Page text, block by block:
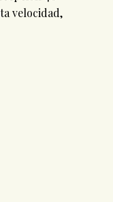
velocidad,